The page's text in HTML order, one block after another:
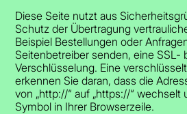
Diese Seite nutzt aus
Schutz der Übertragung
Beispiel Bestellungen oder
Seitenbetreiber senden, eine SSL-
Verschlüsselung. Eine
erkennen Sie daran, dass die
von „http://“ auf „https://“
Symbol in Ihrer Browserzeile.